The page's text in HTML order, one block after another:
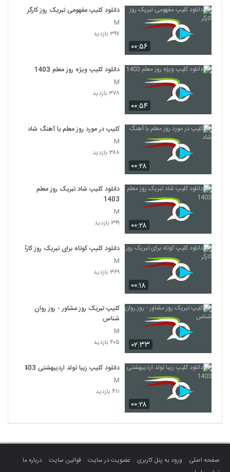
۰۰:۵۶
دانلود کلیپ مفهومی تبریک روز کارگر
M
۳۹۷ بازدید
۰۰:۵۴
دانلود کلیپ ویژه روز معلم 1403
M
۳۷۸ بازدید
۰۰:۲۸
کلیپ در مورد روز معلم با آهنگ شاد
M
۳۸۸ بازدید
۰۰:۲۸
دانلود کلیپ شاد تبریک روز معلم
1403
M
۳۹۹ بازدید
۰۰:۱۸
دانلود کلیپ کوتاه برای تبریک روز کارگر
M
۳۶۹ بازدید
۰۲:۳۳
کلیپ تبریک روز مشاور - روز روان
شناس
M
۴۰۵ بازدید
۰۰:۲۸
دانلود کلیپ زیبا تولد اردیبهشتی 1403
M
۴۱۱ بازدید
صفحه اصلی ورود به پنل کاربری عضویت در سایت قوانین سایت
درباره ما